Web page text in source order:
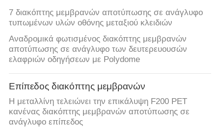
7 διακόπτης μεμβρανών αποτύπωσης σε ανάγλυφο
τυπωμένων υλών οθόνης μεταξιού κλειδιών
Αναδρομικά φωτισμένος διακόπτης μεμβρανών
αποτύπωσης σε ανάγλυφο των δευτερευουσών
ελαφριών οδηγήσεων με Polydome
Επίπεδος διακόπτης μεμβρανών
Η μεταλλίνη τελειώνει την επικάλυψη F200 PET
κανένας διακόπτης μεμβρανών αποτύπωσης σε
ανάγλυφο επίπεδος